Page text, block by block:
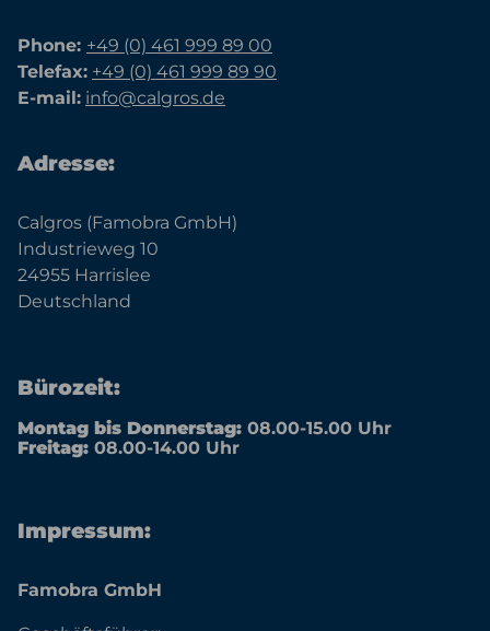
Phone: +49 (0) 461 999 89 00
Telefax: +49 (0) 461 999 89 90
E-mail: info@calgros.de
Adresse:
Calgros (Famobra GmbH)
Industrieweg 10
24955 Harrislee
Deutschland
Bürozeit:
Montag bis Donnerstag: 08.00-15.00 Uhr
Freitag: 08.00-14.00 Uhr
Impressum:
Famobra GmbH